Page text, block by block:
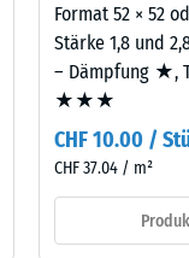
Format 52 × 52
Stärke 1,8 und
– Dämpfung ★,
★★★
CHF 10.00 /
CHF 37.04 / m²